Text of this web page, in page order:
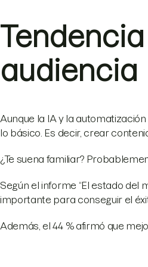
audiencia
Aunque la IA y la
lo básico. Es decir, crear
¿Te suena familiar?
Según el informe “El estado del
importante para conseguir el
Además, el 44 % afirmó que